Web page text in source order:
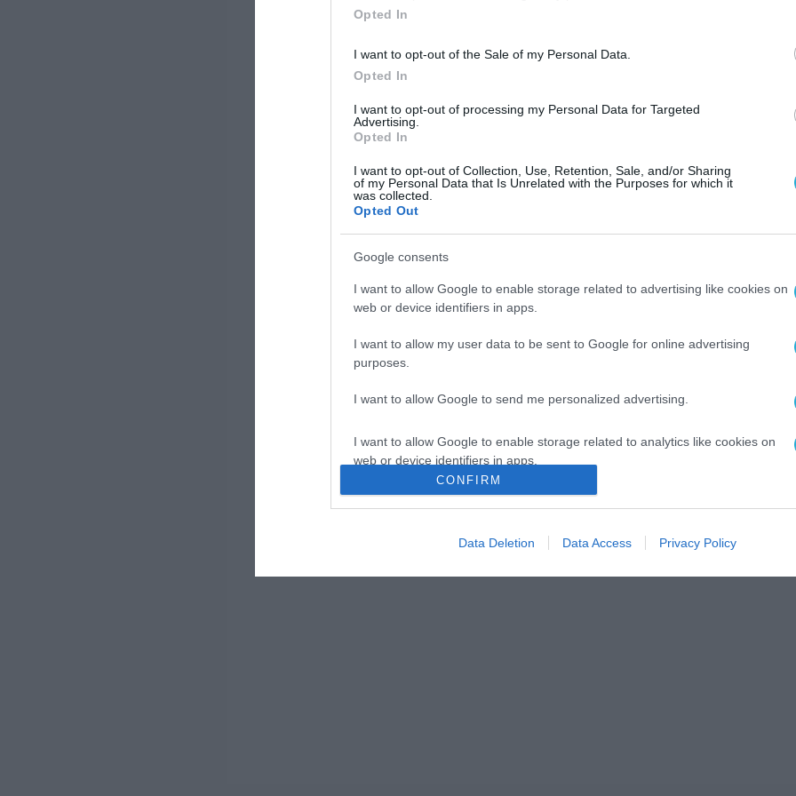
Opted In
I want to opt-out of the Sale of my Personal Data.
Opted In
I want to opt-out of processing my Personal Data for Targeted
Advertising.
Opted In
I want to opt-out of Collection, Use, Retention, Sale, and/or Sharing
of my Personal Data that Is Unrelated with the Purposes for which it
was collected.
Opted Out
Google consents
I want to allow Google to enable storage related to advertising like cookies on
web or device identifiers in apps.
I want to allow my user data to be sent to Google for online advertising
purposes.
I want to allow Google to send me personalized advertising.
I want to allow Google to enable storage related to analytics like cookies on
web or device identifiers in apps.
I want to allow Google to enable storage related to functionality of the website
I want to allow Google to enable storage related to personalization.
CONFIRM
Data Deletion Data Access Privacy Policy